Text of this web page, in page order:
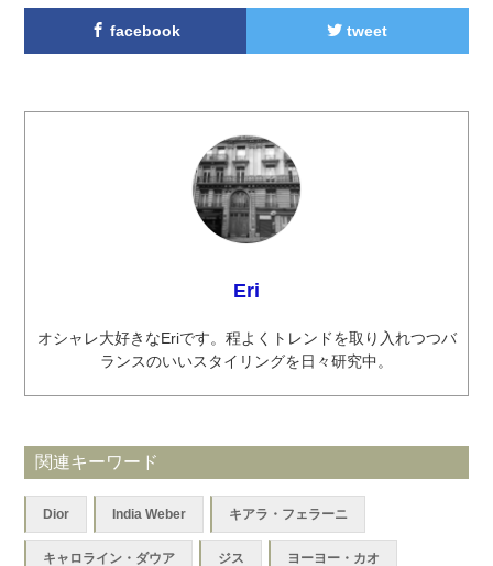
facebook tweet
Eri
オシャレ大好きなEriです。程よくトレンドを取り入れつつバ
ランスのいいスタイリングを日々研究中。
関連キーワード
Dior India Weber キアラ・フェラーニ
キャロライン・ダウア ジス ヨーヨー・カオ